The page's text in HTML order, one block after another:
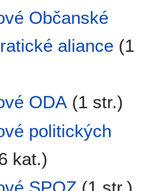
Občanské
aliance (1
ODA (1 str.)
politických
kat.)